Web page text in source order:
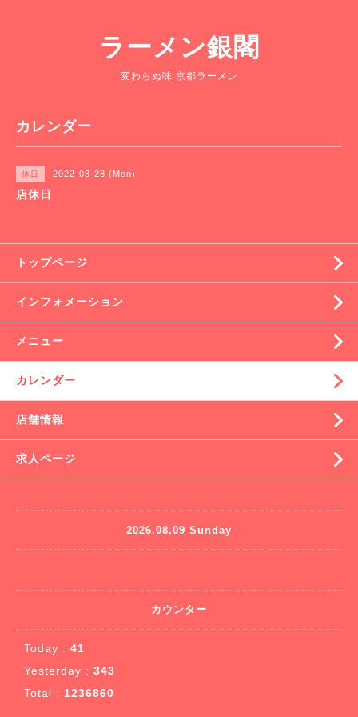
ラーメン銀閣
変わらぬ味 京都ラーメン
カレンダー
休日 2022-03-28 (Mon)
店休日
トップページ
インフォメーション
メニュー
カレンダー
店舗情報
求人ページ
2026.08.09 Sunday
カウンター
Today : 41
Yesterday : 343
Total : 1236860